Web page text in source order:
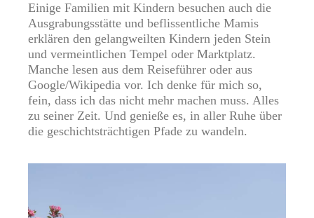
Einige Familien mit Kindern besuchen auch die
Ausgrabungsstätte und beflissentliche Mamis
erklären den gelangweilten Kindern jeden Stein
und vermeintlichen Tempel oder Marktplatz.
Manche lesen aus dem Reiseführer oder aus
Google/Wikipedia vor. Ich denke für mich so,
fein, dass ich das nicht mehr machen muss. Alles
zu seiner Zeit. Und genieße es, in aller Ruhe über
die geschichtsträchtigen Pfade zu wandeln.